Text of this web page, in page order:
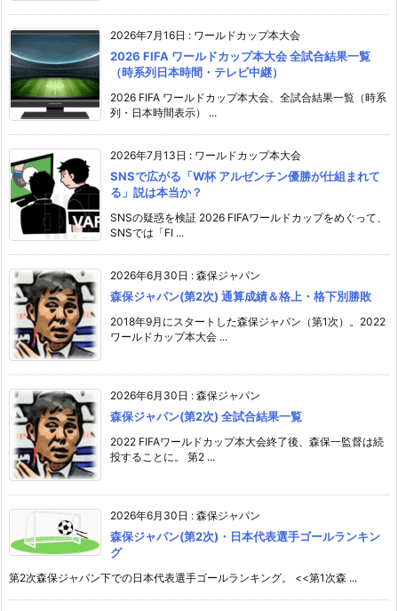
2026年7月16日 : ワールドカップ本大会
2026 FIFA ワールドカップ本大会 全試合結果一覧
（時系列日本時間・テレビ中継）
2026 FIFA ワールドカップ本大会、全試合結果一覧（時系
列・日本時間表示） ...
2026年7月13日 : ワールドカップ本大会
SNSで広がる「W杯 アルゼンチン優勝が仕組まれて
る」説は本当か？
SNSの疑惑を検証 2026 FIFAワールドカップをめぐって、
SNSでは「FI ...
2026年6月30日 : 森保ジャパン
森保ジャパン(第2次) 通算成績＆格上・格下別勝敗
2018年9月にスタートした森保ジャパン（第1次）。2022
ワールドカップ本大会 ...
2026年6月30日 : 森保ジャパン
森保ジャパン(第2次) 全試合結果一覧
2022 FIFAワールドカップ本大会終了後、森保一監督は続
投することに。 第2 ...
2026年6月30日 : 森保ジャパン
森保ジャパン(第2次)・日本代表選手ゴールランキン
グ
第2次森保ジャパン下での日本代表選手ゴールランキング。 <<第1次森 ...